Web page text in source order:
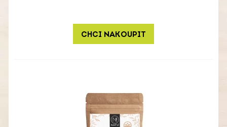
CHCI NAKOUPIT